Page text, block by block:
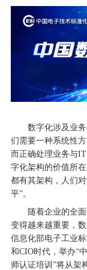
数字化涉及业
们需要一种系统性
而正确处理业务与
字化架构的价值所
都有其架构，人们
平”。
随着企业的全
变得越来越重要，
信息化部电子工业
和CIO时代，举办“
师认证培训”将从架